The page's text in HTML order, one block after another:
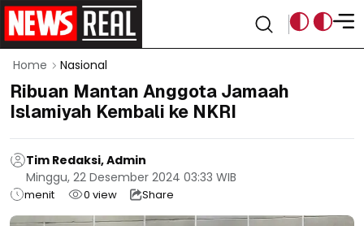
Home Nasional
Ribuan Mantan Anggota Jamaah
Islamiyah Kembali ke NKRI
Tim Redaksi, Admin
Minggu, 22 Desember 2024 03:33 WIB
menit 0 view Share